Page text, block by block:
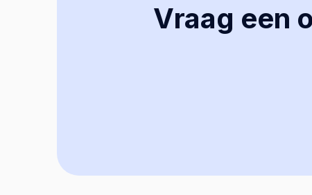
Vraag een